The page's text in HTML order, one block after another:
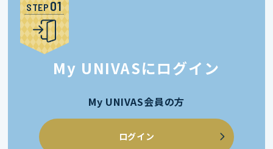
STEP
My UNIVASにログイン
My UNIVAS会員の方
ログイン